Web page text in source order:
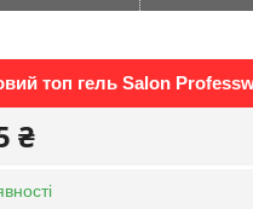
топ гель Salon
₴